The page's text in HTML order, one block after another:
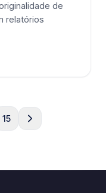
de
relatórios
15